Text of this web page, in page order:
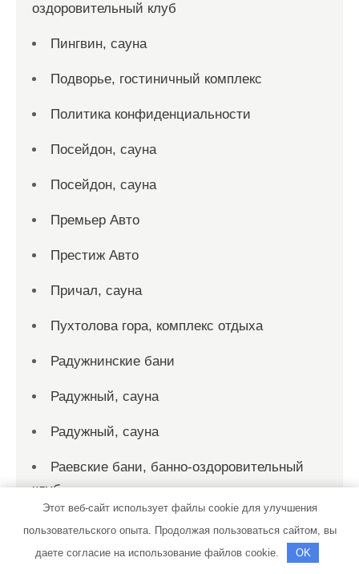
оздоровительный клуб
Пингвин, сауна
Подворье, гостиничный комплекс
Политика конфиденциальности
Посейдон, сауна
Посейдон, сауна
Премьер Авто
Престиж Авто
Причал, сауна
Пухтолова гора, комплекс отдыха
Радужнинские бани
Радужный, сауна
Радужный, сауна
Раевские бани, банно-оздоровительный
клуб
Рай, гостиничный комплекс
Рай, сауна
Этот веб-сайт использует файлы cookie для улучшения
пользовательского опыта. Продолжая пользоваться сайтом, вы
даете согласие на использование файлов cookie.
OK